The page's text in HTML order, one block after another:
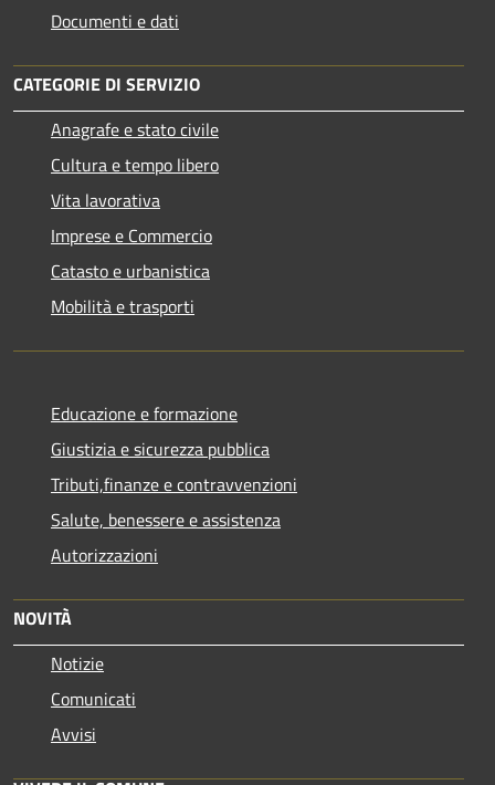
Documenti e dati
CATEGORIE DI SERVIZIO
Anagrafe e stato civile
Cultura e tempo libero
Vita lavorativa
Imprese e Commercio
Catasto e urbanistica
Mobilità e trasporti
Educazione e formazione
Giustizia e sicurezza pubblica
Tributi,finanze e contravvenzioni
Salute, benessere e assistenza
Autorizzazioni
NOVITÀ
Notizie
Comunicati
Avvisi